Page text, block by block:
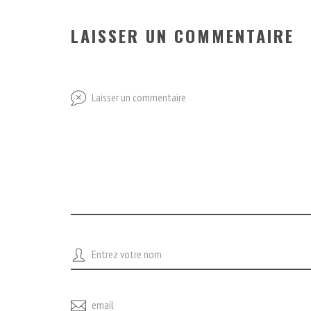
LAISSER UN COMMENTAIRE